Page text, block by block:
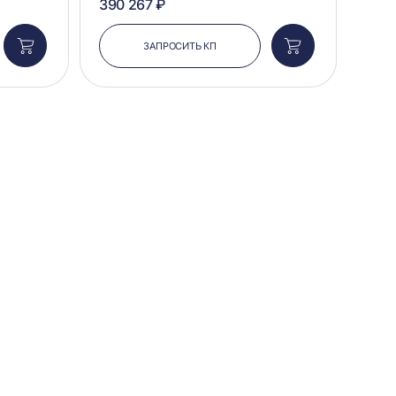
Добавить
в
корзину
390 267 ₽
ЗАПРОСИТЬ КП
Добавить
в
корзину